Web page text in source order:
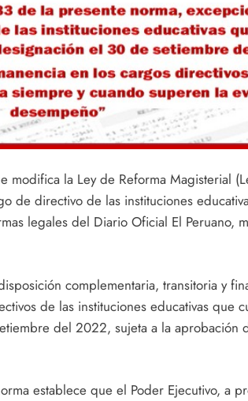
modifica la Ley de Reforma Magisterial
de directivo de las instituciones
legales del Diario Oficial El Peruano,
complementaria, transitoria y
de las instituciones educativas que
del 2022, sujeta a la aprobación
establece que el Poder Ejecutivo, a